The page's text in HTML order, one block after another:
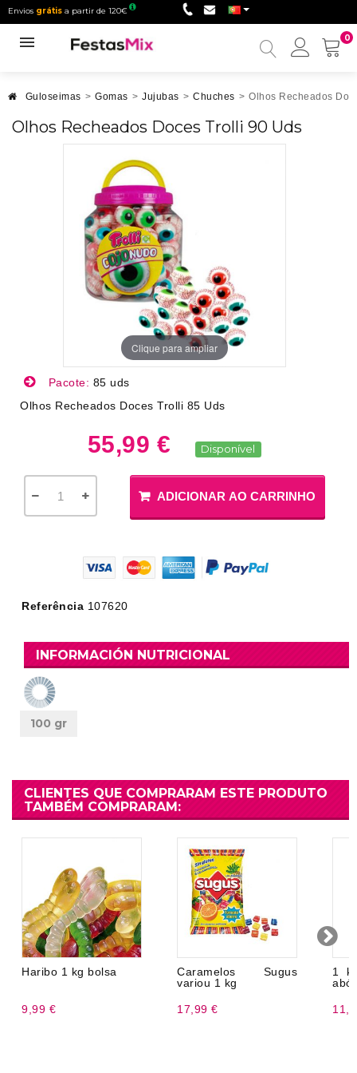
Envios grátis a partir de 120€
0
Minha
Guloseimas > Gomas > Jujubas > Chuches > Olhos Recheados
Olhos Recheados Doces Trolli 90 Uds
Clique para ampliar
Pacote: 85 uds
Olhos Recheados Doces Trolli 85 Uds
55,99 € Disponível
ADICIONAR AO CARRINHO
Referência 107620
INFORMACIÓN NUTRICIONAL
100 gr
CLIENTES QUE COMPRARAM ESTE PRODUTO
TAMBÉM COMPRARAM:
Haribo 1 kg bolsa
9,99 €
Caramelos Sugus
variou 1 kg
17,99 €
1